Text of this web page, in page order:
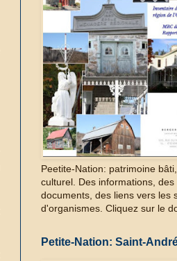
Peetite-Nation: patrimoine
culturel. Des informations, des
documents, des liens vers les
d'organismes. Cliquez sur le
Petite-Nation: Saint-